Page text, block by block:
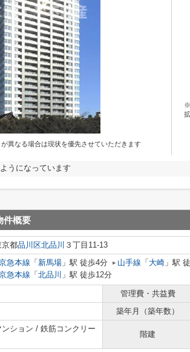
異なる場合は現状を優先させていただきます
※
うになっています
件概要
京都品川区北品川 ３丁目11-13
急本線 「 新馬場 」駅 徒歩4分 山手線 「 大崎 」駅
急本線 「 北品川 」駅 徒歩12分
管理費・共益費
築年月（築年数）
ンション / 鉄筋コンクリー
階建